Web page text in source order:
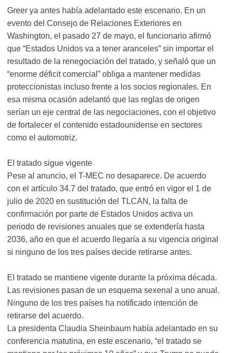
Greer ya antes había adelantado este escenario. En un
evento del Consejo de Relaciones Exteriores en
Washington, el pasado 27 de mayo, el funcionario afirmó
que “Estados Unidos va a tener aranceles” sin importar el
resultado de la renegociación del tratado, y señaló que un
“enorme déficit comercial” obliga a mantener medidas
proteccionistas incluso frente a los socios regionales. En
esa misma ocasión adelantó que las reglas de origen
serían un eje central de las negociaciones, con el objetivo
de fortalecer el contenido estadounidense en sectores
como el automotriz.
El tratado sigue vigente
Pese al anuncio, el T-MEC no desaparece. De acuerdo
con el artículo 34.7 del tratado, que entró en vigor el 1 de
julio de 2020 en sustitución del TLCAN, la falta de
confirmación por parte de Estados Unidos activa un
periodo de revisiones anuales que se extendería hasta
2036, año en que el acuerdo llegaría a su vigencia original
si ninguno de los tres países decide retirarse antes.
El tratado se mantiene vigente durante la próxima década.
Las revisiones pasan de un esquema sexenal a uno anual.
Ninguno de los tres países ha notificado intención de
retirarse del acuerdo.
La presidenta Claudia Sheinbaum había adelantado en su
conferencia matutina, en este escenario, “el tratado se